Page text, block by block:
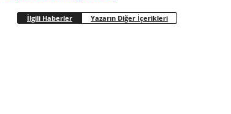
İlgili Haberler Yazarın Diğer İçerikleri